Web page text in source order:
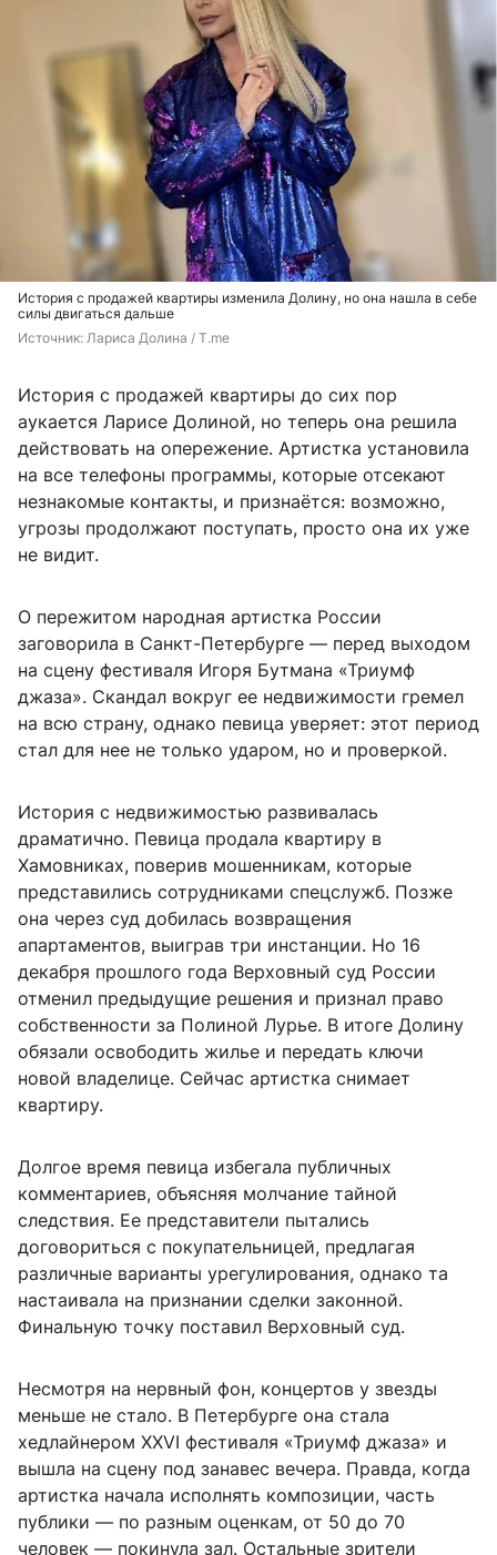
История с продажей квартиры изменила Долину, но она нашла в себе
силы двигаться дальше
Источник: Лариса Долина / T.me
История с продажей квартиры до сих пор
аукается Ларисе Долиной, но теперь она решила
действовать на опережение. Артистка установила
на все телефоны программы, которые отсекают
незнакомые контакты, и признаётся: возможно,
угрозы продолжают поступать, просто она их уже
не видит.
О пережитом народная артистка России
заговорила в Санкт-Петербурге — перед выходом
на сцену фестиваля Игоря Бутмана «Триумф
джаза». Скандал вокруг ее недвижимости гремел
на всю страну, однако певица уверяет: этот период
стал для нее не только ударом, но и проверкой.
История с недвижимостью развивалась
драматично. Певица продала квартиру в
Хамовниках, поверив мошенникам, которые
представились сотрудниками спецслужб. Позже
она через суд добилась возвращения
апартаментов, выиграв три инстанции. Но 16
декабря прошлого года Верховный суд России
отменил предыдущие решения и признал право
собственности за Полиной Лурье. В итоге Долину
обязали освободить жилье и передать ключи
новой владелице. Сейчас артистка снимает
квартиру.
Долгое время певица избегала публичных
комментариев, объясняя молчание тайной
следствия. Ее представители пытались
договориться с покупательницей, предлагая
различные варианты урегулирования, однако та
настаивала на признании сделки законной.
Финальную точку поставил Верховный суд.
Несмотря на нервный фон, концертов у звезды
меньше не стало. В Петербурге она стала
хедлайнером XXVI фестиваля «Триумф джаза» и
вышла на сцену под занавес вечера. Правда, когда
артистка начала исполнять композиции, часть
публики — по разным оценкам, от 50 до 70
человек — покинула зал. Остальные зрители